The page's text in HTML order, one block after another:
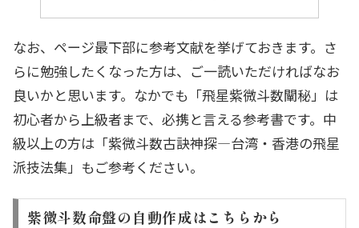
なお、ページ最下部に参考文献を挙げておきます。さ
らに勉強したくなった方は、ご一読いただければなお
良いかと思います。なかでも「飛星紫微斗数闡秘」は
初心者から上級者まで、必携と言える参考書です。中
級以上の方は「紫微斗数古訣神探―台湾・香港の飛星
派技法集」もご参考ください。
紫微斗数命盤の自動作成はこちらから